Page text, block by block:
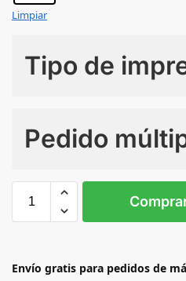
Limpiar
Tipo de
Pedido
NATURAL
Envío gratis para pedidos de